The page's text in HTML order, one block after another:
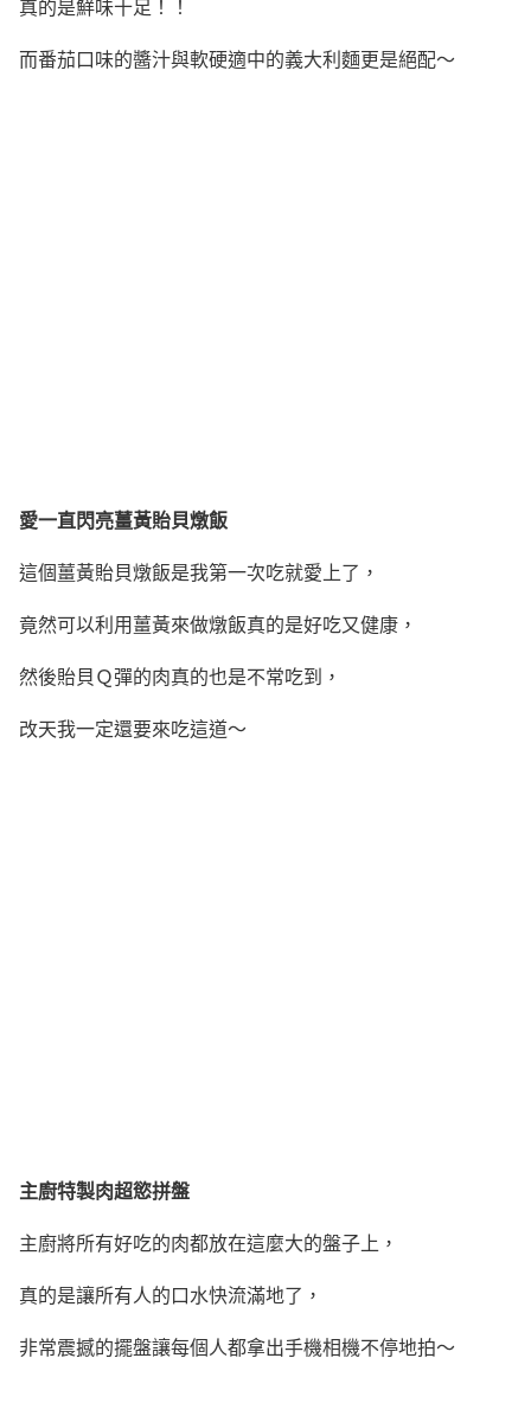
真的是鮮味十足！！
而番茄口味的醬汁與軟硬適中的義大利麵更是絕配～
愛一直閃亮薑黃貽貝燉飯
這個薑黃貽貝燉飯是我第一次吃就愛上了，
竟然可以利用薑黃來做燉飯真的是好吃又健康，
然後貽貝Ｑ彈的肉真的也是不常吃到，
改天我一定還要來吃這道～
主廚特製肉超慾拼盤
主廚將所有好吃的肉都放在這麼大的盤子上，
真的是讓所有人的口水快流滿地了，
非常震撼的擺盤讓每個人都拿出手機相機不停地拍～